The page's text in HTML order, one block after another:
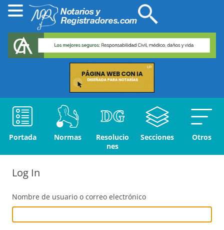
Portada Normas
Resolucio
nes
Secciones Otros
Log In
Nombre de usuario o correo electrónico